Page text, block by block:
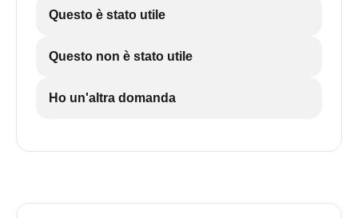
Utilizzare i pulsanti "UP +" e "DOWN -" per
Premere il pulsante "SET":
Questo è stato utile
Questo non è stato utile
Ho un'altra domanda